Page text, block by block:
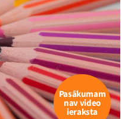
Pasākumam
nav video
ieraksta